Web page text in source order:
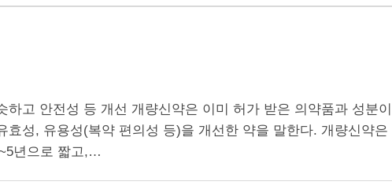
하고 안전성 등 개선 개량신약은 이미 허가 받은 의약품과 성분
효성, 유용성(복약 편의성 등)을 개선한 약을 말한다. 개량신약은
년으로 짧고,…